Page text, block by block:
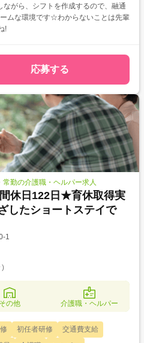
がら、シフトを作成するので、融通
ムな環境です☆わからないことは先輩
!
応募する
勤の介護職・ヘルパー求人
休日122日★育休取得実
したショートステイで
1
)
その他 介護職・ヘルパー
初任者研修
交通費支給